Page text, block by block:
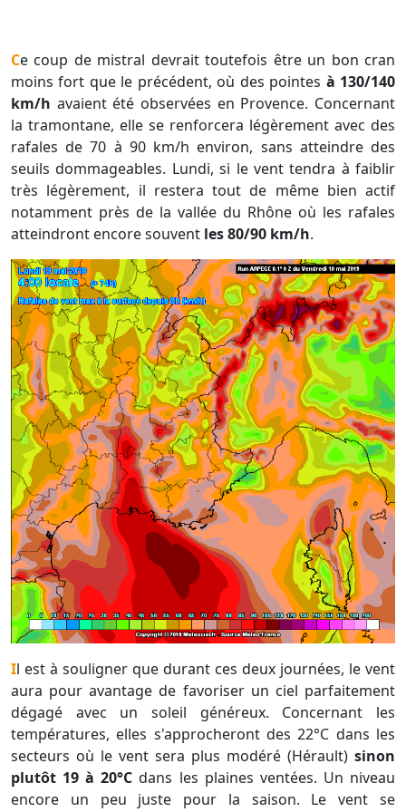
Ce coup de mistral devrait toutefois être un bon cran
moins fort que le précédent, où des pointes à 130/140
km/h avaient été observées en Provence. Concernant
la tramontane, elle se renforcera légèrement avec des
rafales de 70 à 90 km/h environ, sans atteindre des
seuils dommageables. Lundi, si le vent tendra à faiblir
très légèrement, il restera tout de même bien actif
notamment près de la vallée du Rhône où les rafales
atteindront encore souvent les 80/90 km/h.
Il est à souligner que durant ces deux journées, le vent
aura pour avantage de favoriser un ciel parfaitement
dégagé avec un soleil généreux. Concernant les
températures, elles s'approcheront des 22°C dans les
secteurs où le vent sera plus modéré (Hérault) sinon
plutôt 19 à 20°Cdans les plaines ventées. Un niveau
encore un peu juste pour la saison. Le vent se